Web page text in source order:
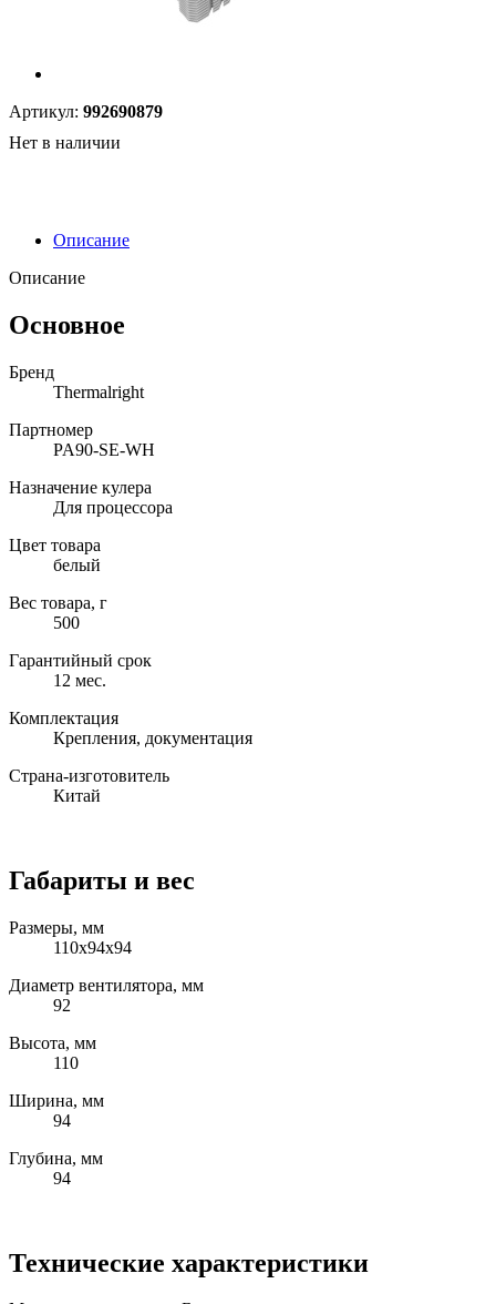
Артикул: 992690879
Нет в наличии
Описание
Описание
Основное
Бренд
Thermalright
Партномер
PA90-SE-WH
Назначение кулера
Для процессора
Цвет товара
белый
Вес товара, г
500
Гарантийный срок
12 мес.
Комплектация
Крепления, документация
Страна-изготовитель
Китай
Габариты и вес
Размеры, мм
110x94x94
Диаметр вентилятора, мм
92
Высота, мм
110
Ширина, мм
94
Глубина, мм
94
Технические характеристики